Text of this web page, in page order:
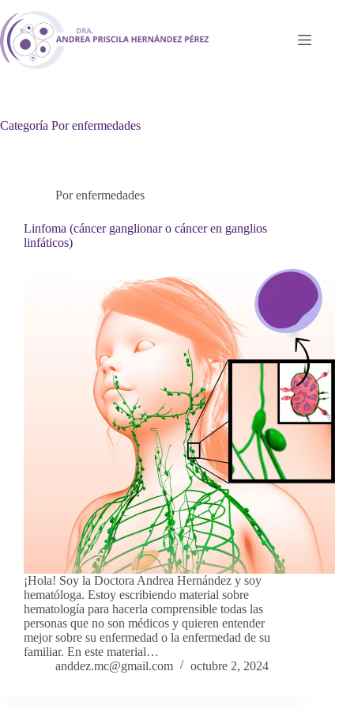
al
contenido
Categoría Por enfermedades
Por enfermedades
Linfoma (cáncer ganglionar o cáncer en ganglios
linfáticos)
¡Hola! Soy la Doctora Andrea Hernández y soy
hematóloga. Estoy escribiendo material sobre
hematología para hacerla comprensible todas las
personas que no son médicos y quieren entender
mejor sobre su enfermedad o la enfermedad de su
familiar. En este material…
anddez.mc@gmail.com
octubre 2, 2024